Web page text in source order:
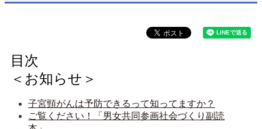
目次
＜お知らせ＞
子宮頸がんは予防できるって知ってますか？
ご覧ください！「男女共同参画社会づくり副読